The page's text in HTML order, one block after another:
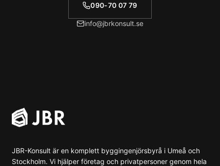
090-70 07 79
info@jbrkonsult.se
JBR-Konsult är en komplett byggingenjörsbyrå i Umeå och
Stockholm. Vi hjälper företag och privatpersoner genom hela